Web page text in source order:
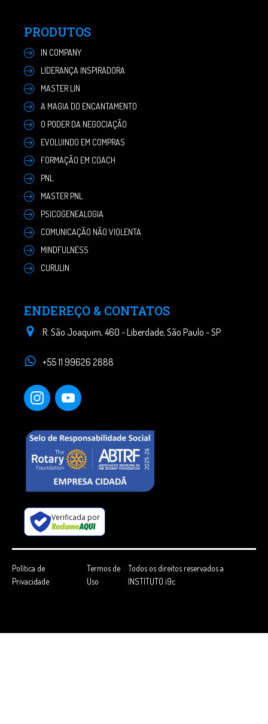
PRODUTOS
IN COMPANY
LIDERANÇA INSPIRADORA
MASTER LIN
A MAGIA DO ENCANTAMENTO
O PODER DA NEGOCIAÇÃO
EVOLUINDO EM COMPRAS
FORMAÇÃO EM COACH
PNL
MASTER PNL
PSICOGENEALOGIA
COMUNICAÇÃO NÃO VIOLENTA
MINDFULNESS
CURULIN
ENDEREÇO & CONTATOS
R. São Joaquim, 460 - Liberdade, São Paulo - SP
+55 11 99626 2888
Verificada por
Política de
Privacidade
Termos de
Uso
Todos os direitos reservados a
INSTITUTO i9c